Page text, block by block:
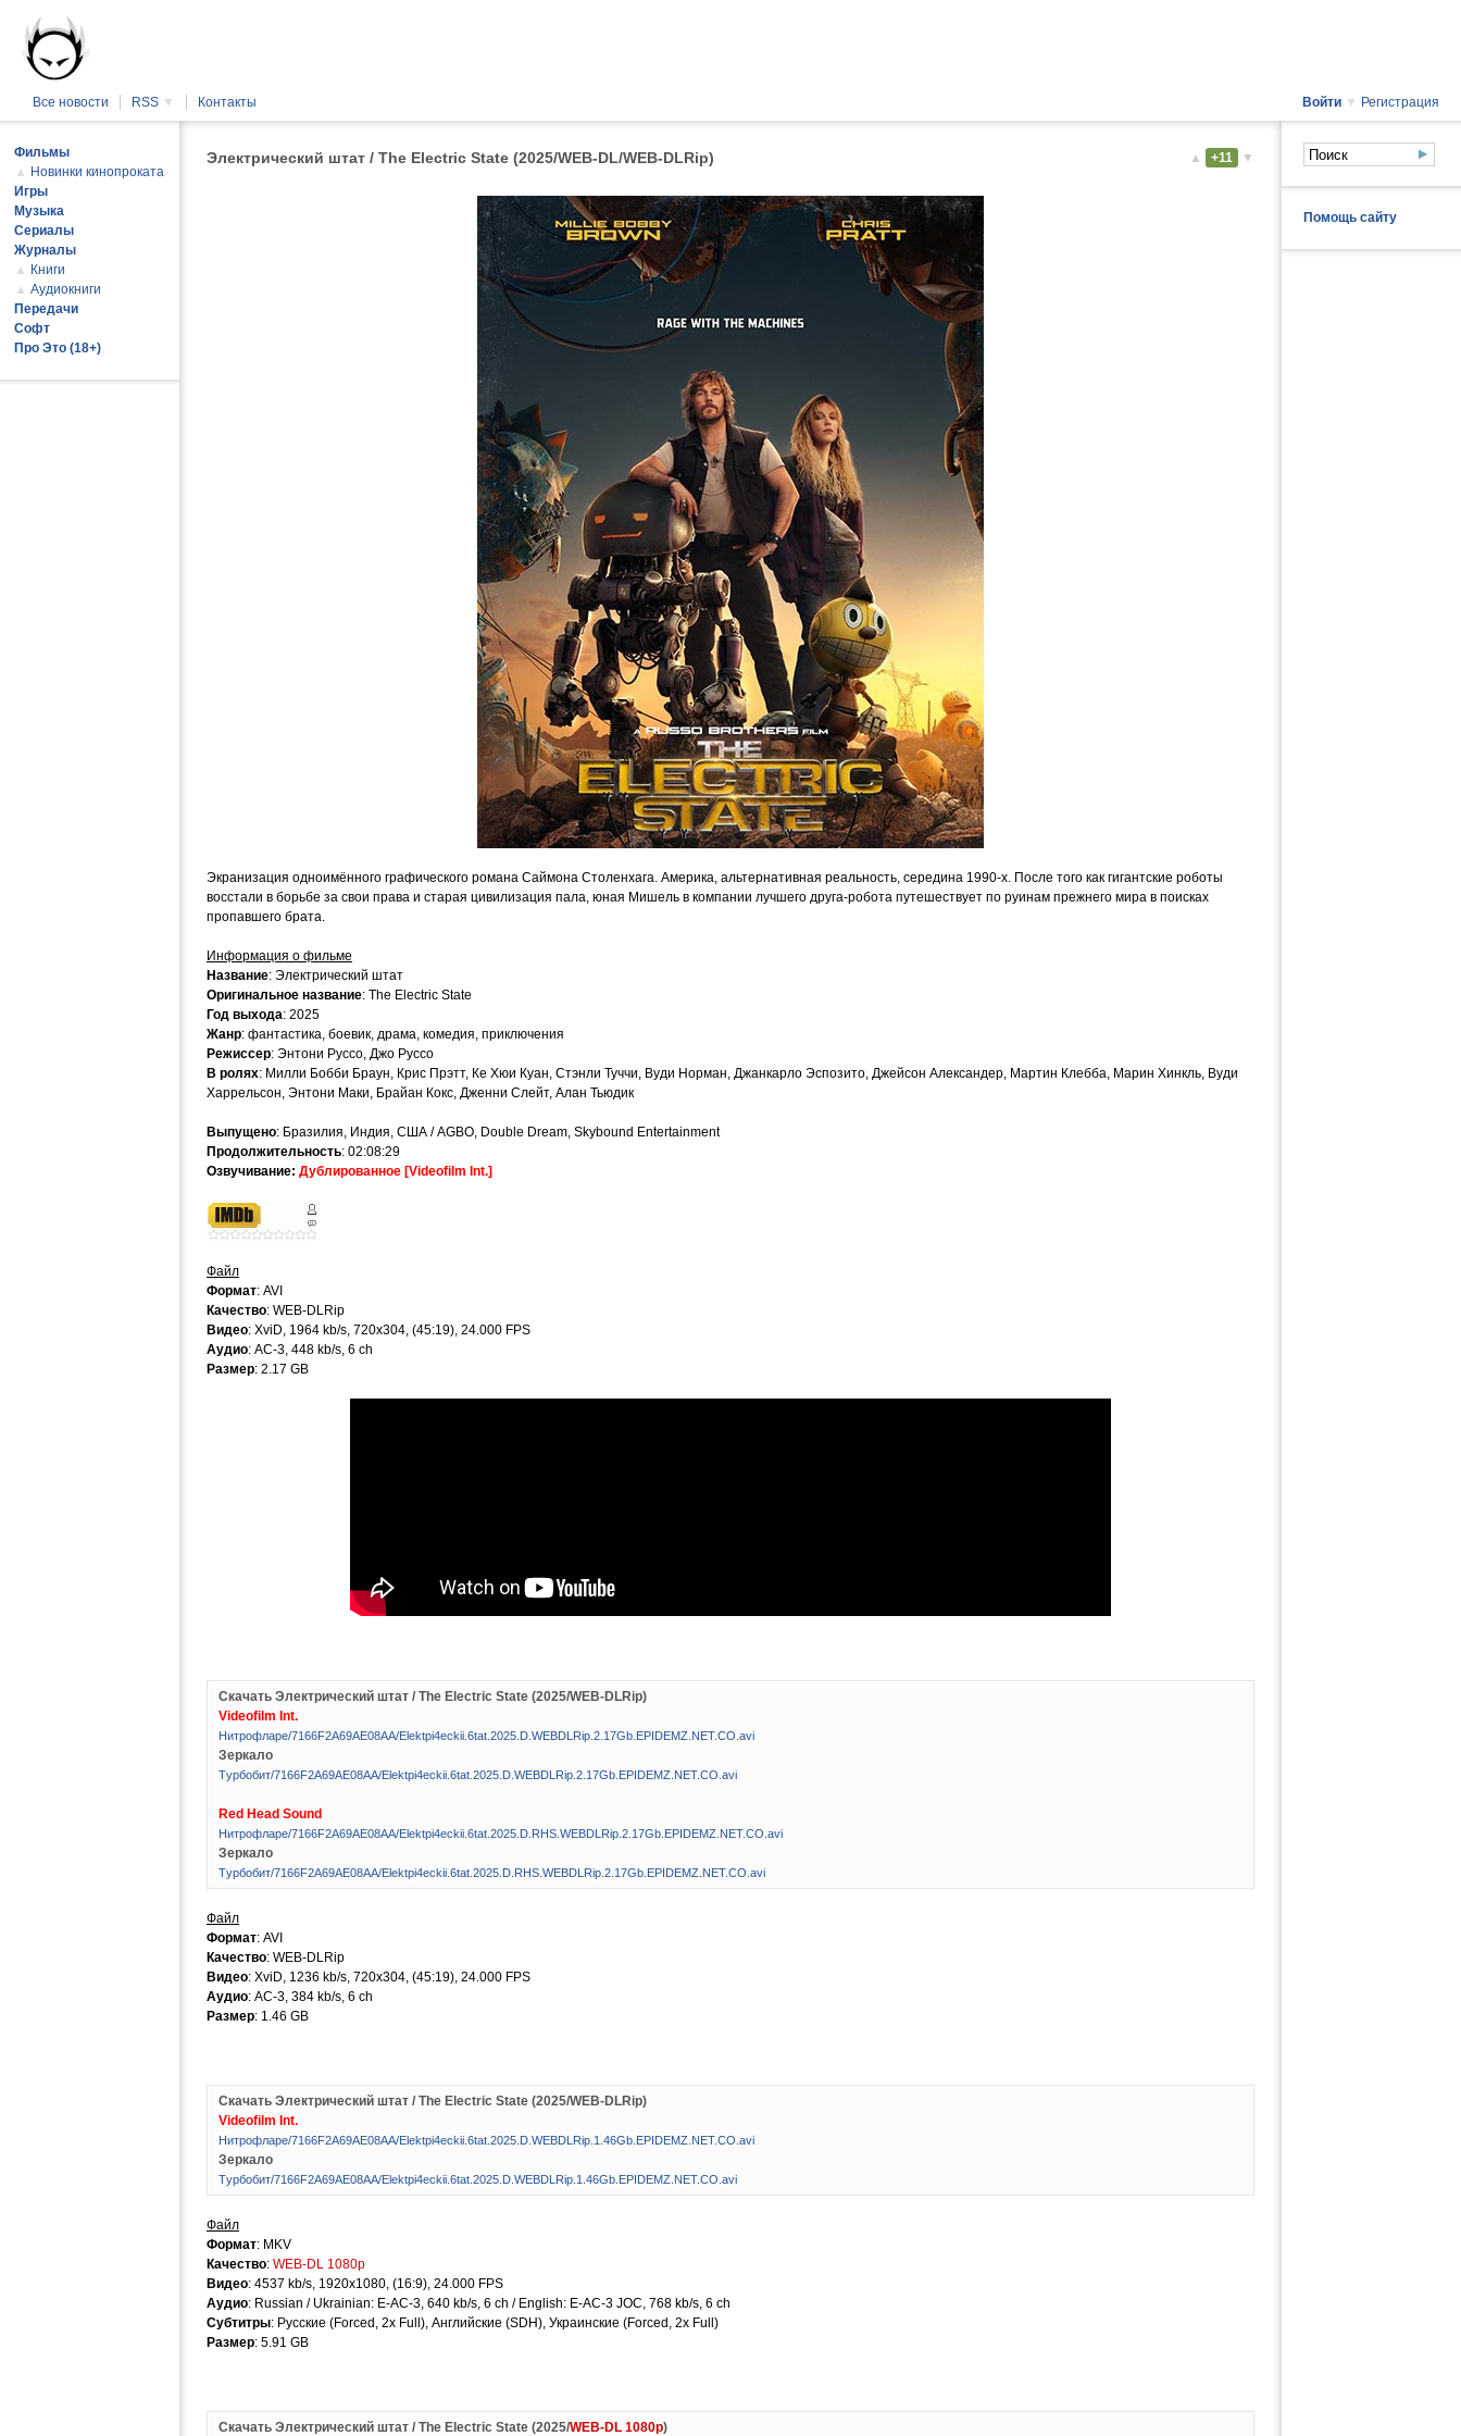
Все новости RSS ▼ Контакты Войти ▼ Регистрация
▲ +11 ▼
Электрический штат / The Electric State (2025/WEB-DL/WEB-DLRip)
Экранизация одноимённого графического романа Саймона Столенхага. Америка, альтернативная реальность, середина 1990-х. После того как гигантские роботы
восстали в борьбе за свои права и старая цивилизация пала, юная Мишель в компании лучшего друга-робота путешествует по руинам прежнего мира в поисках
пропавшего брата.
Информация о фильме
Название: Электрический штат
Оригинальное название: The Electric State
Год выхода: 2025
Жанр: фантастика, боевик, драма, комедия, приключения
Режиссер: Энтони Руссо, Джо Руссо
В ролях: Милли Бобби Браун, Крис Прэтт, Ке Хюи Куан, Стэнли Туччи, Вуди Норман, Джанкарло Эспозито, Джейсон Александер, Мартин Клебба, Марин Хинкль, Вуди
Харрельсон, Энтони Маки, Брайан Кокс, Дженни Слейт, Алан Тьюдик
Выпущено: Бразилия, Индия, США / AGBO, Double Dream, Skybound Entertainment
Продолжительность: 02:08:29
Озвучивание: Дублированное [Videofilm Int.]
Файл
Формат: AVI
Качество: WEB-DLRip
Видео: XviD, 1964 kb/s, 720x304, (45:19), 24.000 FPS
Аудио: AC-3, 448 kb/s, 6 ch
Размер: 2.17 GB
Скачать Электрический штат / The Electric State (2025/WEB-DLRip)
Videofilm Int.
Hитpoфлape/7166F2A69AE08AA/Elektpi4eckii.6tat.2025.D.WEBDLRip.2.17Gb.EPIDEMZ.NET.CO.avi
Зеркало
Tуpбoбит/7166F2A69AE08AA/Elektpi4eckii.6tat.2025.D.WEBDLRip.2.17Gb.EPIDEMZ.NET.CO.avi
Red Head Sound
Hитpoфлape/7166F2A69AE08AA/Elektpi4eckii.6tat.2025.D.RHS.WEBDLRip.2.17Gb.EPIDEMZ.NET.CO.avi
Зеркало
Tуpбoбит/7166F2A69AE08AA/Elektpi4eckii.6tat.2025.D.RHS.WEBDLRip.2.17Gb.EPIDEMZ.NET.CO.avi
Файл
Формат: AVI
Качество: WEB-DLRip
Видео: XviD, 1236 kb/s, 720x304, (45:19), 24.000 FPS
Аудио: AC-3, 384 kb/s, 6 ch
Размер: 1.46 GB
Скачать Электрический штат / The Electric State (2025/WEB-DLRip)
Videofilm Int.
Hитpoфлape/7166F2A69AE08AA/Elektpi4eckii.6tat.2025.D.WEBDLRip.1.46Gb.EPIDEMZ.NET.CO.avi
Зеркало
Tуpбoбит/7166F2A69AE08AA/Elektpi4eckii.6tat.2025.D.WEBDLRip.1.46Gb.EPIDEMZ.NET.CO.avi
Файл
Формат: MKV
Качество: WEB-DL 1080p
Видео: 4537 kb/s, 1920x1080, (16:9), 24.000 FPS
Аудио: Russian / Ukrainian: E-AC-3, 640 kb/s, 6 ch / English: E-AC-3 JOC, 768 kb/s, 6 ch
Субтитры: Русские (Forced, 2x Full), Английские (SDH), Украинские (Forced, 2x Full)
Размер: 5.91 GB
Скачать Электрический штат / The Electric State (2025/WEB-DL 1080p)
Фильмы
▲ Новинки кинопроката
Игры
Музыка
Сериалы
Журналы
▲ Книги
▲ Аудиокниги
Передачи
Софт
Про Это (18+)
Помощь сайту